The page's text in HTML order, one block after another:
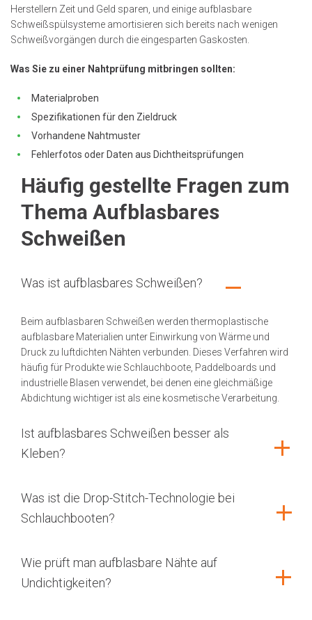
Herstellern Zeit und Geld sparen, und einige aufblasbare
Schweißspülsysteme amortisieren sich bereits nach wenigen
Schweißvorgängen durch die eingesparten Gaskosten.
Was Sie zu einer Nahtprüfung mitbringen sollten:
Materialproben
Spezifikationen für den Zieldruck
Vorhandene Nahtmuster
Fehlerfotos oder Daten aus Dichtheitsprüfungen
Häufig gestellte Fragen zum
Thema Aufblasbares
Schweißen
Was ist aufblasbares Schweißen?
Beim aufblasbaren Schweißen werden thermoplastische
aufblasbare Materialien unter Einwirkung von Wärme und
Druck zu luftdichten Nähten verbunden. Dieses Verfahren wird
häufig für Produkte wie Schlauchboote, Paddelboards und
industrielle Blasen verwendet, bei denen eine gleichmäßige
Abdichtung wichtiger ist als eine kosmetische Verarbeitung.
Ist aufblasbares Schweißen besser als
Kleben?
Was ist die Drop-Stitch-Technologie bei
Schlauchbooten?
Wie prüft man aufblasbare Nähte auf
Undichtigkeiten?